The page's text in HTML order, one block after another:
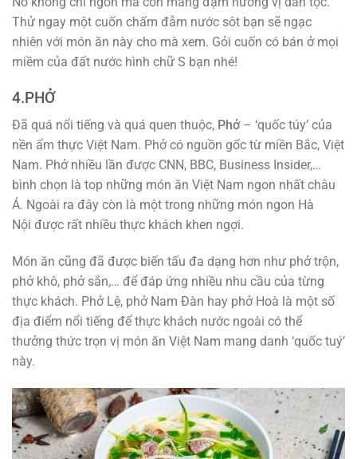
Thử ngay một cuốn chấm đẫm nước sôt bạn sẽ ngạc
nhiên với món ăn này cho mà xem. Gỏi cuốn có bán ở mọi
miềm của đất nước hình chữ S bạn nhé!
4.PHỞ
Đã quá nổi tiếng và quá quen thuộc, Phở– ‘quốc túy’ của
nền ẩm thực Việt Nam. Phở có nguồn gốc từ miền Bắc, Việt
Nam. Phở nhiều lần được CNN, BBC, Business Insider,…
bình chọn là top những món ăn Việt Nam ngon nhất châu
Á. Ngoài ra đây còn là một trong những món ngon Hà
Nội được rất nhiều thực khách khen ngợi.
Món ăn cũng đã được biến tấu đa dạng hơn như phở trộn,
phở khô, phở sắn,… để đáp ứng nhiều nhu cầu của từng
thực khách. Phở Lệ, phở Nam Đàn hay phở Hoà là một số
địa điểm nổi tiếng để thực khách nước ngoài có thể
thưởng thức trọn vị món ăn Việt Nam mang danh ‘quốc tuý’
này.